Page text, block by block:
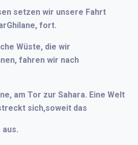
setzen wir unsere Fahrt
fort.
Wüste, die wir
fahren wir nach
am Tor zur Sahara. Eine Welt
sich,soweit das